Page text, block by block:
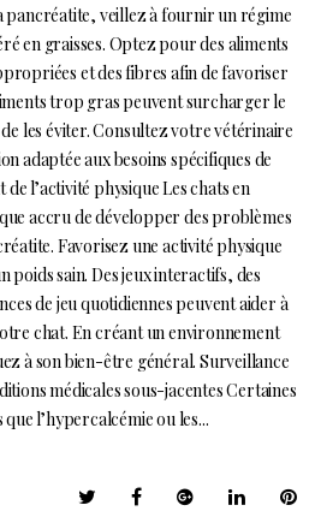
veillez à fournir un régime
en graisses. Optez pour des aliments
et des fibres afin de favoriser
trop gras peuvent surcharger le
les éviter. Consultez votre vétérinaire
adaptée aux besoins spécifiques de
l’activité physique Les chats en
accru de développer des problèmes
Favorisez une activité physique
sain. Des jeux interactifs, des
de jeu quotidiennes peuvent aider à
chat. En créant un environnement
à son bien-être général. Surveillance
médicales sous-jacentes Certaines
l’hypercalcémie ou les...